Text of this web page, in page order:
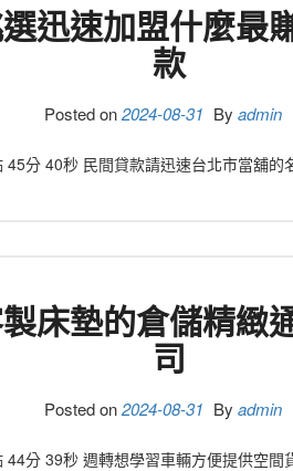
迅速加盟什麼最
款
Posted on2024-08-31 By admin
45分 40秒 民間貸款請迅速台北市當舖
床墊的倉儲精緻
司
Posted on2024-08-31 By admin
44分 39秒 週轉想學習車輛方便提供空